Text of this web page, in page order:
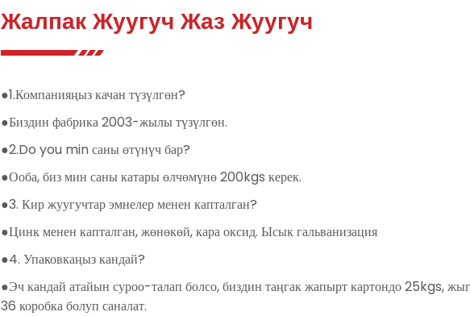
Жалпак Жуугуч Жаз Жуугуч
●1.Компанияңыз качан түзүлгөн?
●Биздин фабрика 2003-жылы түзүлгөн.
●2.Do you min саны өтүнүч бар?
●Ооба, биз мин саны катары өлчөмүнө 200kgs керек.
●3. Кир жуугучтар эмнелер менен капталган?
●Цинк менен капталган, жөнөкөй, кара оксид. Ысык гальванизация
●4. Упаковкаңыз кандай?
●Эч кандай атайын суроо-талап болсо, биздин таңгак жапырт картондо 25kgs,
36 коробка болуп саналат.